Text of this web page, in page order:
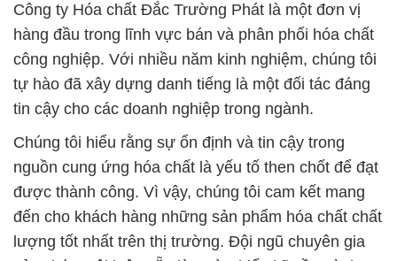
Công ty Hóa chất Đắc Trường Phát là một đơn vị
hàng đầu trong lĩnh vực bán và phân phối hóa chất
công nghiệp. Với nhiều năm kinh nghiệm, chúng tôi
tự hào đã xây dựng danh tiếng là một đối tác đáng
tin cậy cho các doanh nghiệp trong ngành.
Chúng tôi hiểu rằng sự ổn định và tin cậy trong
nguồn cung ứng hóa chất là yếu tố then chốt để đạt
được thành công. Vì vậy, chúng tôi cam kết mang
đến cho khách hàng những sản phẩm hóa chất chất
lượng tốt nhất trên thị trường. Đội ngũ chuyên gia